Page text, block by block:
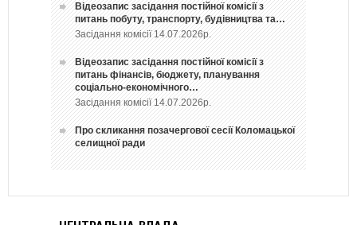
Відеозапис засідання постійної комісії з
питань побуту, транспорту, будівництва та…
Засідання комісії 14.07.2026р.
Відеозапис засідання постійної комісії з
питань фінансів, бюджету, планування
соціально-економічного…
Засідання комісії 14.07.2026р.
Про скликання позачергової сесії Коломацької
селищної ради